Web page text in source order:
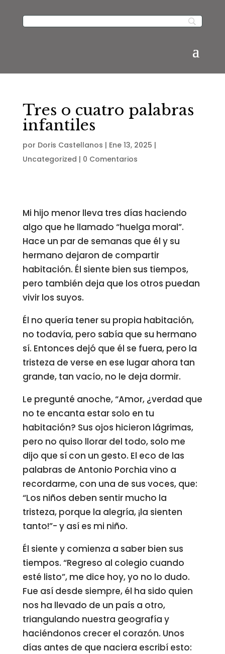
Tres o cuatro palabras
infantiles
por Doris Castellanos | Ene 13, 2025 |
Uncategorized | 0 Comentarios
Mi hijo menor lleva tres días haciendo
algo que he llamado “huelga moral”.
Hace un par de semanas que él y su
hermano dejaron de compartir
habitación. Él siente bien sus tiempos,
pero también deja que los otros puedan
vivir los suyos.
Él no quería tener su propia habitación,
no todavía, pero sabía que su hermano
sí. Entonces dejó que él se fuera, pero la
tristeza de verse en ese lugar ahora tan
grande, tan vacío, no le deja dormir.
Le pregunté anoche, “Amor, ¿verdad que
no te encanta estar solo en tu
habitación? Sus ojos hicieron lágrimas,
pero no quiso llorar del todo, solo me
dijo que sí con un gesto. El eco de las
palabras de Antonio Porchia vino a
recordarme, con una de sus voces, que:
“Los niños deben sentir mucho la
tristeza, porque la alegría, ¡la sienten
tanto!”- y así es mi niño.
Él siente y comienza a saber bien sus
tiempos. “Regreso al colegio cuando
esté listo”, me dice hoy, yo no lo dudo.
Fue así desde siempre, él ha sido quien
nos ha llevado de un país a otro,
triangulando nuestra geografía y
haciéndonos crecer el corazón. Unos
días antes de que naciera escribí esto: